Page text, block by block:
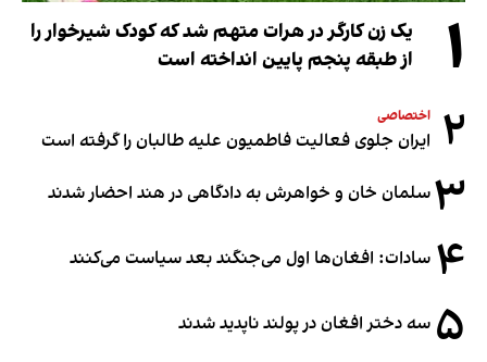
۱
یک زن کارگر در هرات متهم شد که کودک شیرخوار را
از طبقه پنجم پایین انداخته است
۲ اختصاصی
ایران جلوی فعالیت فاطمیون علیه طالبان را گرفته است
۳سلمان خان و خواهرش به دادگاهی در هند احضار شدند
۴ سادات: افغان‌ها اول می‌جنگند بعد سیاست می‌کنند
۵ سه دختر افغان در پولند ناپدید شدند